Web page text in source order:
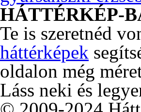
HÁTTÉRKÉP-
Te is szeretnéd
háttérképek
oldalon még
Láss neki és